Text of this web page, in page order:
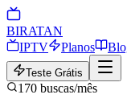
BIRATAN
IPTV
Planos
Teste Grátis
170 buscas/mês